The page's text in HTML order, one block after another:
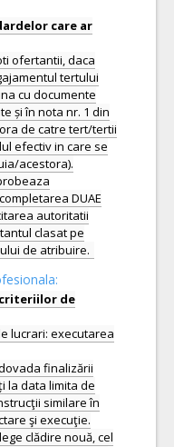
care ar
ofertantii, daca
tertului
cu documente
și în nota nr. 1 din
de catre tert/tertii
efectiv in care se
acestora).
DUAE
autoritatii
clasat pe
de
lucrari: executarea
finalizării
la data limita de
similare în
şi execuţie.
clădire nouă, cel